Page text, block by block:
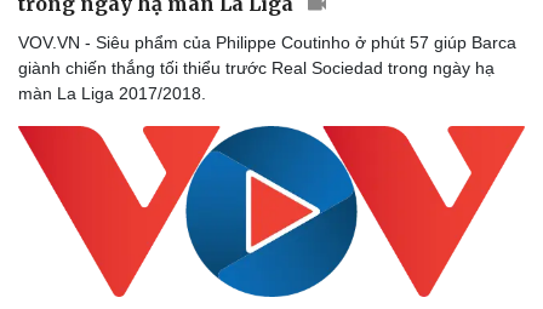
Sức khỏe
Dinh dưỡng - món ngon
Cây thuốc
Sản phụ khoa
Nhi khoa
Nam khoa
Làm đẹp - giảm cân
Phòng mạch online
Ăn sạch sống khỏe
Nhà đẹp
Blog
VOV.VN - Siêu phẩm của Philippe Coutinho ở phút 57 giúp Barca
giành chiến thắng tối thiểu trước Real Sociedad trong ngày hạ
màn La Liga 2017/2018.